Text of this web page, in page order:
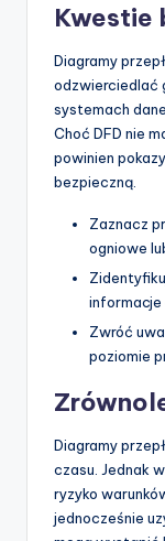
Kwestie
Diagramy
odzwierciedlać
systemach
Choć DFD nie
powinien
bezpieczną.
Zaznacz
ogniowe
informacje
Zwróć
poziomie
Diagramy
czasu. Jednak
ryzyko
jednocześnie